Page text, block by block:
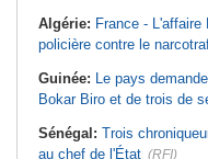
Algérie: France -
policière contre le
Guinée: Le pays
Bokar Biro et de trois de
Sénégal: Trois
au chef de l'État (RFI)